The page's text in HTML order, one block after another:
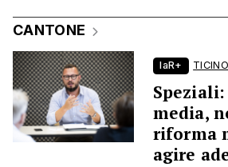
CANTONE
laR+ TICINO
Speziali:
media,
riforma
agire